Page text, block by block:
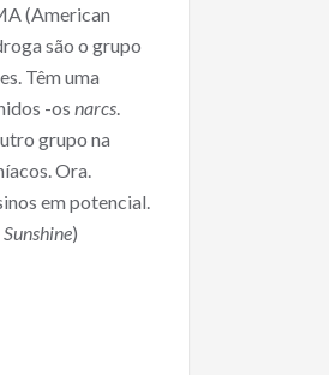
(American
são o grupo
Têm uma
-os narcs.
grupo na
Ora.
em potencial.
)